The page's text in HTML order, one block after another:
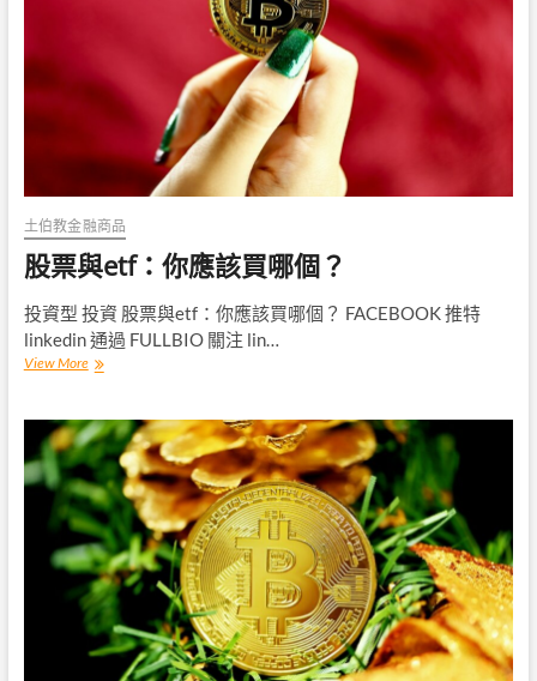
土伯教金融商品
股票與etf：你應該買哪個？
投資型 投資 股票與etf：你應該買哪個？ FACEBOOK 推特
linkedin 通過 FULLBIO 關注 lin…
View More股
etf：
你
應
該
買
哪
個？